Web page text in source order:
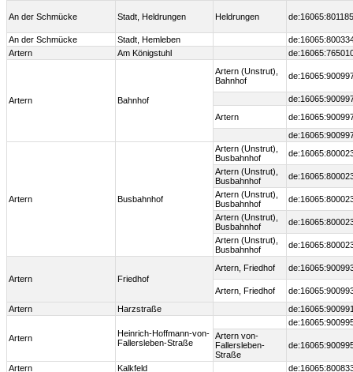
An der Schmücke Stadt, Heldrungen Heldrungen
An der Schmücke Stadt, Hemleben
Artern
Am Königstuhl
Artern Bahnhof
Artern (Unstrut),
Bahnhof
Artern
Artern Busbahnhof
Artern (Unstrut),
Busbahnhof
Artern (Unstrut),
Busbahnhof
Artern (Unstrut),
Busbahnhof
Artern (Unstrut),
Busbahnhof
Artern (Unstrut),
Busbahnhof
Artern Friedhof
Artern, Friedhof
Artern, Friedhof
Artern
Harzstraße
Artern
Heinrich-Hoffmann-von-
Fallersleben-Straße
Artern von-
Fallersleben-
Straße
Artern Kalkfeld